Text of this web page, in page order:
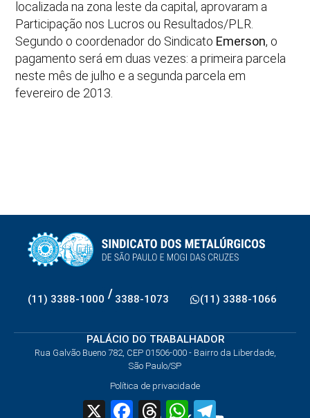
localizada na zona leste da capital, aprovaram a
Participação nos Lucros ou Resultados/PLR.
Segundo o coordenador do Sindicato Emerson, o
pagamento será em duas vezes: a primeira parcela
neste mês de julho e a segunda parcela em
fevereiro de 2013.
(11) 3388-1000 / 3388-1073 (11) 3388-1066
PALÁCIO DO TRABALHADOR
Rua Galvão Bueno 782, CEP 01506-000 - Bairro da Liberdade,
São Paulo/SP
Política de privacidade
X FacebookThreadsWhatsApp